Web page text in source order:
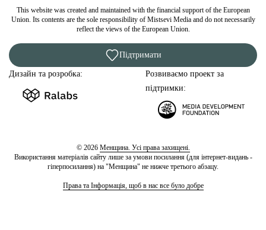
This website was created and maintained with the financial support of the European
Union. Its contents are the sole responsibility of Mistsevi Media and do not necessarily
reflect the views of the European Union.
Підтримати
Дизайн та розробка:
Розвиваємо проект за
підтримки:
© 2026 Менщина. Усі права захищені.
Використання матеріалів сайту лише за умови посилання (для інтернет-видань -
гіперпосилання) на "Менщина" не нижче третього абзацу.
Права та Інформація, щоб в нас все було добре